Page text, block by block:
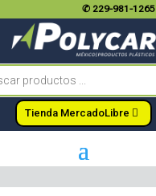
✆ 229-981-1265
Tienda MercadoLibre